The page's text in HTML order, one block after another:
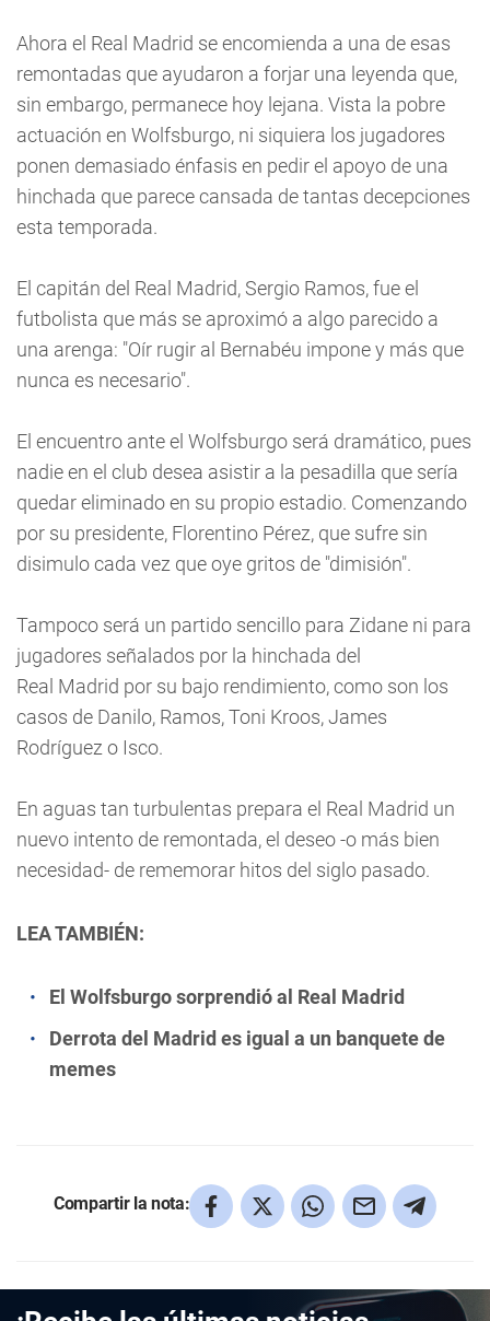
Ahora el Real Madrid se encomienda a una de esas
remontadas que ayudaron a forjar una leyenda que,
sin embargo, permanece hoy lejana. Vista la pobre
actuación en Wolfsburgo, ni siquiera los jugadores
ponen demasiado énfasis en pedir el apoyo de una
hinchada que parece cansada de tantas decepciones
esta temporada.
El capitán del Real Madrid, Sergio Ramos, fue el
futbolista que más se aproximó a algo parecido a
una arenga: "Oír rugir al Bernabéu impone y más que
nunca es necesario".
El encuentro ante el Wolfsburgo será dramático, pues
nadie en el club desea asistir a la pesadilla que sería
quedar eliminado en su propio estadio. Comenzando
por su presidente, Florentino Pérez, que sufre sin
disimulo cada vez que oye gritos de "dimisión".
Tampoco será un partido sencillo para Zidane ni para
jugadores señalados por la hinchada del
Real Madrid por su bajo rendimiento, como son los
casos de Danilo, Ramos, Toni Kroos, James
Rodríguez o Isco.
En aguas tan turbulentas prepara el Real Madrid un
nuevo intento de remontada, el deseo -o más bien
necesidad- de rememorar hitos del siglo pasado.
LEA TAMBIÉN:
El Wolfsburgo sorprendió al Real Madrid
Derrota del Madrid es igual a un banquete de
memes
Compartir la nota: